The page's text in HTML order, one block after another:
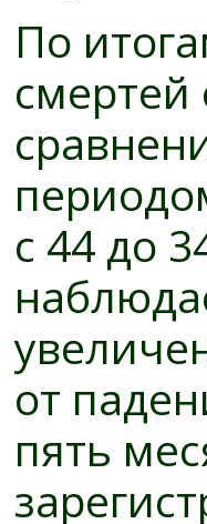
По
смертей
с 44 до
от
пять